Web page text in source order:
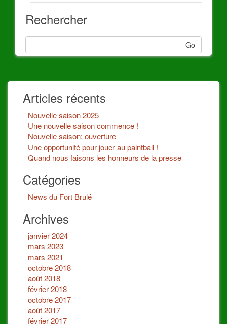
Rechercher
Go
Articles récents
Nouvelle saison 2025
Une nouvelle saison commence !
Nouvelle saison: ouverture
Une opportunité pour jouer au paintball !
Quand nous faisons les honneurs de la presse
Catégories
News du Fort Brulé
Archives
janvier 2024
mars 2023
mars 2021
octobre 2018
août 2018
février 2018
octobre 2017
août 2017
février 2017